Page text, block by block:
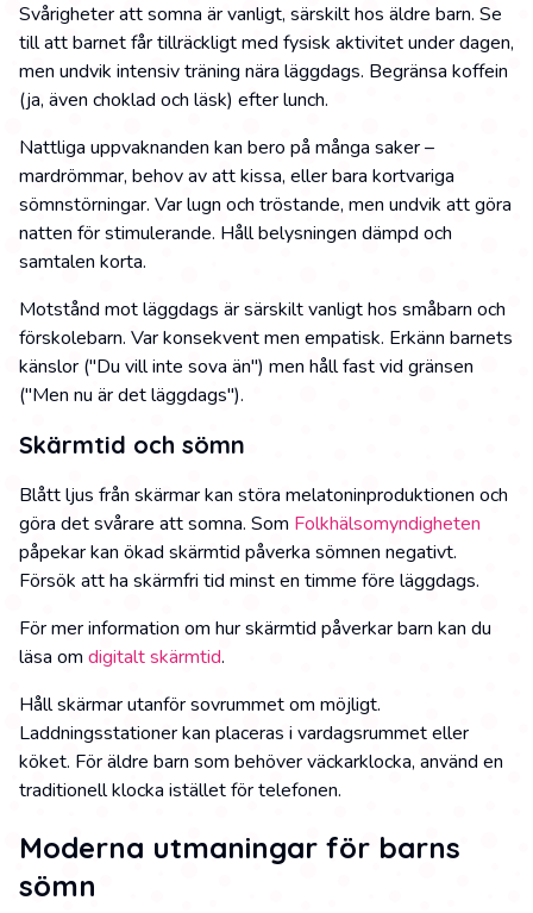
Svårigheter att somna är vanligt, särskilt hos äldre barn. Se
till att barnet får tillräckligt med fysisk aktivitet under dagen,
men undvik intensiv träning nära läggdags. Begränsa koffein
(ja, även choklad och läsk) efter lunch.
Nattliga uppvaknanden kan bero på många saker –
mardrömmar, behov av att kissa, eller bara kortvariga
sömnstörningar. Var lugn och tröstande, men undvik att göra
natten för stimulerande. Håll belysningen dämpd och
samtalen korta.
Motstånd mot läggdags är särskilt vanligt hos småbarn och
förskolebarn. Var konsekvent men empatisk. Erkänn barnets
känslor ("Du vill inte sova än") men håll fast vid gränsen
("Men nu är det läggdags").
Skärmtid och sömn
Blått ljus från skärmar kan störa melatoninproduktionen och
göra det svårare att somna. Som Folkhälsomyndigheten
påpekar kan ökad skärmtid påverka sömnen negativt.
Försök att ha skärmfri tid minst en timme före läggdags.
För mer information om hur skärmtid påverkar barn kan du
läsa om digitalt skärmtid.
Håll skärmar utanför sovrummet om möjligt.
Laddningsstationer kan placeras i vardagsrummet eller
köket. För äldre barn som behöver väckarklocka, använd en
traditionell klocka istället för telefonen.
Moderna utmaningar för barns
sömn